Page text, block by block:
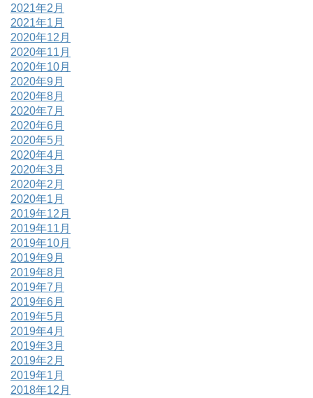
2021年2月
2021年1月
2020年12月
2020年11月
2020年10月
2020年9月
2020年8月
2020年7月
2020年6月
2020年5月
2020年4月
2020年3月
2020年2月
2020年1月
2019年12月
2019年11月
2019年10月
2019年9月
2019年8月
2019年7月
2019年6月
2019年5月
2019年4月
2019年3月
2019年2月
2019年1月
2018年12月